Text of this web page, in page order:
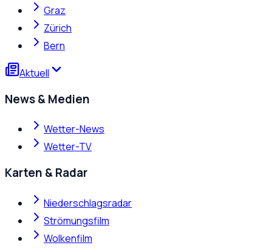
Graz
Zürich
Bern
Aktuell
News & Medien
Wetter-News
Wetter-TV
Karten & Radar
Niederschlagsradar
Strömungsfilm
Wolkenfilm